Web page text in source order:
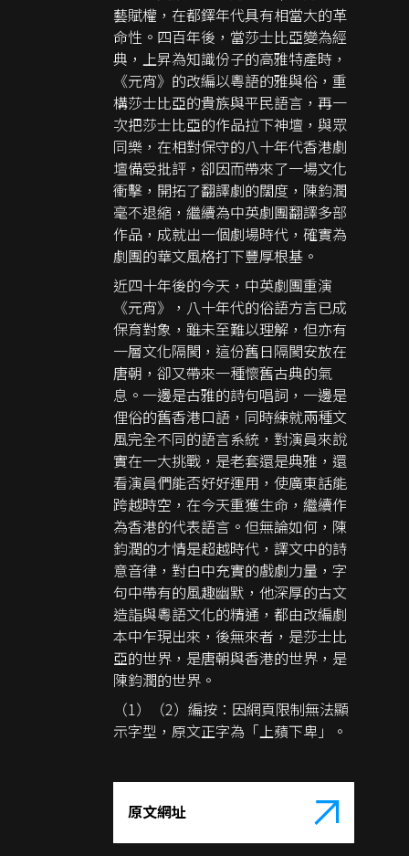
藝賦權，在都鐸年代具有相當大的革
命性。四百年後，當莎士比亞變為經
典，上昇為知識份子的高雅特產時，
《元宵》的改編以粵語的雅與俗，重
構莎士比亞的貴族與平民語言，再一
次把莎士比亞的作品拉下神壇，與眾
同樂，在相對保守的八十年代香港劇
壇備受批評，卻因而帶來了一場文化
衝擊，開拓了翻譯劇的闊度，陳鈞潤
毫不退縮，繼續為中英劇團翻譯多部
作品，成就出一個劇場時代，確實為
劇團的華文風格打下豐厚根基。
近四十年後的今天，中英劇團重演
《元宵》，八十年代的俗語方言已成
保育對象，雖未至難以理解，但亦有
一層文化隔閡，這份舊日隔閡安放在
唐朝，卻又帶來一種懷舊古典的氣
息。一邊是古雅的詩句唱詞，一邊是
俚俗的舊香港口語，同時練就兩種文
風完全不同的語言系統，對演員來說
實在一大挑戰，是老套還是典雅，還
看演員們能否好好運用，使廣東話能
跨越時空，在今天重獲生命，繼續作
為香港的代表語言。但無論如何，陳
鈞潤的才情是超越時代，譯文中的詩
意音律，對白中充實的戲劇力量，字
句中帶有的風趣幽默，他深厚的古文
造詣與粵語文化的精通，都由改編劇
本中乍現出來，後無來者，是莎士比
亞的世界，是唐朝與香港的世界，是
陳鈞潤的世界。
（1）（2）編按：因網頁限制無法顯
示字型，原文正字為「上蘋下卑」。
原文網址